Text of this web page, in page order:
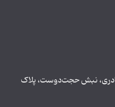
نادری، نبش حجت‌دوست، پلاک